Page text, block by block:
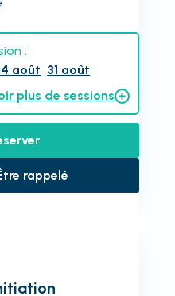
:
août 31 août
plus de sessions
rappelé